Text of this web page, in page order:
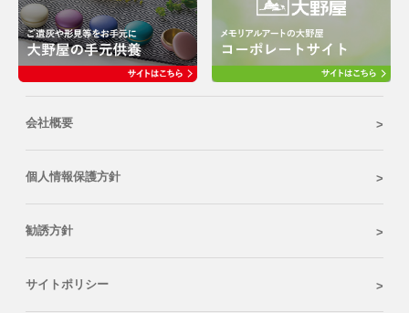
会社概要
個人情報保護方針
勧誘方針
サイトポリシー